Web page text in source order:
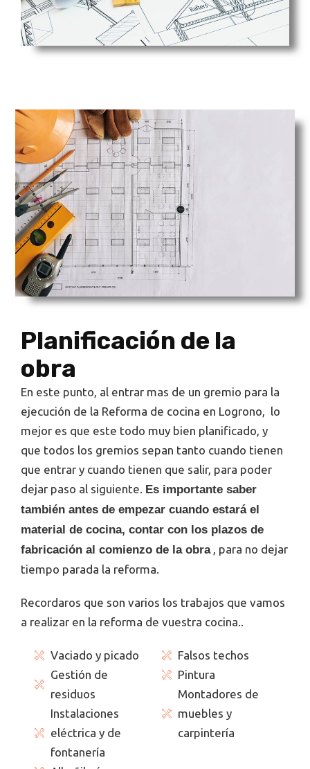
Planificación de la
obra
En este punto, al entrar mas de un gremio para la
ejecución de la Reforma de cocina en Logrono, lo
mejor es que este todo muy bien planificado, y
que todos los gremios sepan tanto cuando tienen
que entrar y cuando tienen que salir, para poder
dejar paso al siguiente. Es importante saber
también antes de empezar cuando estará el
material de cocina, contar con los plazos de
fabricación al comienzo de la obra, para no dejar
tiempo parada la reforma.
Recordaros que son varios los trabajos que vamos
a realizar en la reforma de vuestra cocina..
Vaciado y picado
Gestión de
residuos
Instalaciones
eléctrica y de
fontanería
Falsos techos
Pintura
Montadores de
muebles y
carpintería